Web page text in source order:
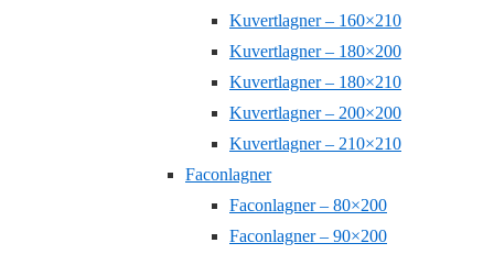
Kuvertlagner – 160×210
Kuvertlagner – 180×200
Kuvertlagner – 180×210
Kuvertlagner – 200×200
Kuvertlagner – 210×210
Faconlagner
Faconlagner – 80×200
Faconlagner – 90×200